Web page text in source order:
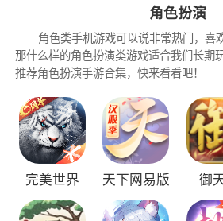
维系者正在死去，创造者
法掌控的境遇，人类总会喟叹
但在人生最陡峭的转折处
达到极致，神明的视线就将投
当失散的双子在尘沙中重
「神之眼」中尽数显现之时
往何方？
角色扮演
角色类手机游戏可以说非常热门，喜
那什么样的角色扮演类游戏适合我们长期
推荐角色扮演手游合集，快来看看吧！
完美世界 天下网易版 御